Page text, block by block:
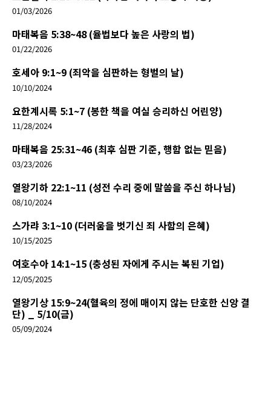
01/03/2026
마태복음 5:38~48 (율법보다 높은 사랑의 법)
01/22/2026
호세아 9:1~9 (죄악을 심판하는 형벌의 날)
10/10/2024
요한계시록 5:1~7 (봉한 책을 여실 승리하신 어린양)
11/28/2024
마태복음 25:31~46 (최후 심판 기준, 행함 없는 믿음)
03/23/2026
열왕기하 22:1~11 (성전 수리 중에 말씀을 주신 하나님)
08/10/2024
스가랴 3:1~10 (더러움을 벗기신 죄 사함의 은혜)
10/15/2025
여호수아 14:1~15 (충성된 자에게 주시는 복된 기업)
12/05/2025
열왕기상 15:9~24(혈육의 정에 매이지 않는 단호한 신앙 결
단) _ 5/10(금)
05/09/2024